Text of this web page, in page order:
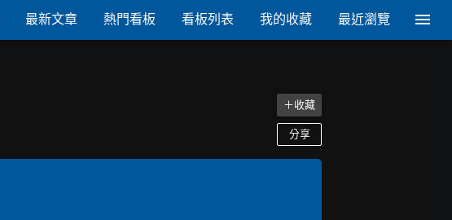
最新文章 熱門看板 看板列表 我的收藏 最近瀏覽
＋收藏
分享